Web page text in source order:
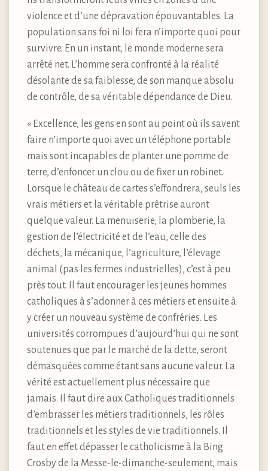
violence et d’une dépravation épouvantables. La
population sans foi ni loi fera n’importe quoi pour
survivre. En un instant, le monde moderne sera
arrêté net. L’homme sera confronté à la réalité
désolante de sa faiblesse, de son manque absolu
de contrôle, de sa véritable dépendance de Dieu.
« Excellence, les gens en sont au point où ils savent
faire n’importe quoi avec un téléphone portable
mais sont incapables de planter une pomme de
terre, d’enfoncer un clou ou de fixer un robinet.
Lorsque le château de cartes s’effondrera, seuls les
vrais métiers et la véritable prêtrise auront
quelque valeur. La menuiserie, la plomberie, la
gestion de l’électricité et de l’eau, celle des
déchets, la mécanique, l’agriculture, l’élevage
animal (pas les fermes industrielles), c’est à peu
près tout. Il faut encourager les jeunes hommes
catholiques à s’adonner à ces métiers et ensuite à
y créer un nouveau système de confréries. Les
universités corrompues d’aujourd’hui qui ne sont
soutenues que par le marché de la dette, seront
démasquées comme étant sans aucune valeur. La
vérité est actuellement plus nécessaire que
jamais. Il faut dire aux Catholiques traditionnels
d’embrasser les métiers traditionnels, les rôles
traditionnels et les styles de vie traditionnels. Il
faut en effet dépasser le catholicisme à la Bing
Crosby de la Messe-le-dimanche-seulement, mais